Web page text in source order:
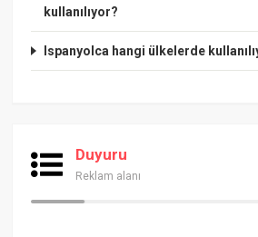
kullanılıyor?
Ispanyolca hangi ülkelerde
Duyuru
Reklam alanı